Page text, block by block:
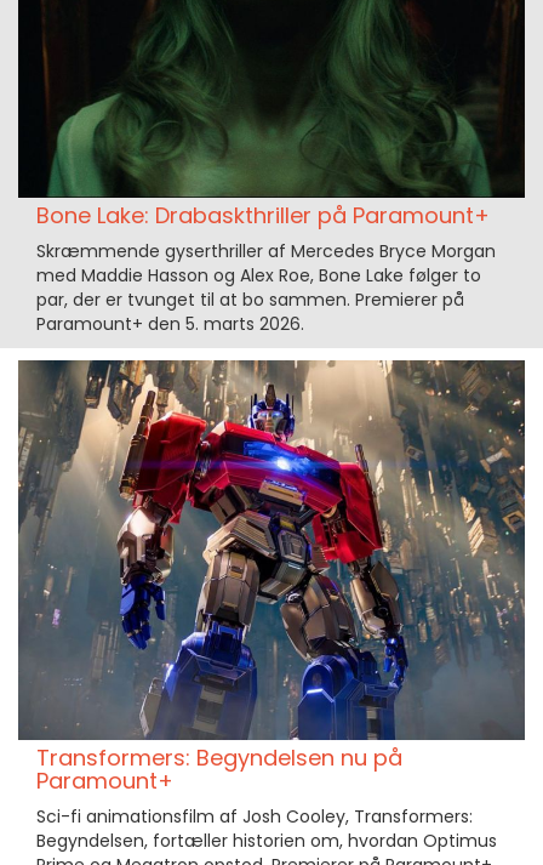
Bone Lake: Drabaskthriller på Paramount+
Skræmmende gyserthriller af Mercedes Bryce Morgan
med Maddie Hasson og Alex Roe, Bone Lake følger to
par, der er tvunget til at bo sammen. Premierer på
Paramount+ den 5. marts 2026.
Transformers: Begyndelsen nu på
Paramount+
Sci-fi animationsfilm af Josh Cooley, Transformers:
Begyndelsen, fortæller historien om, hvordan Optimus